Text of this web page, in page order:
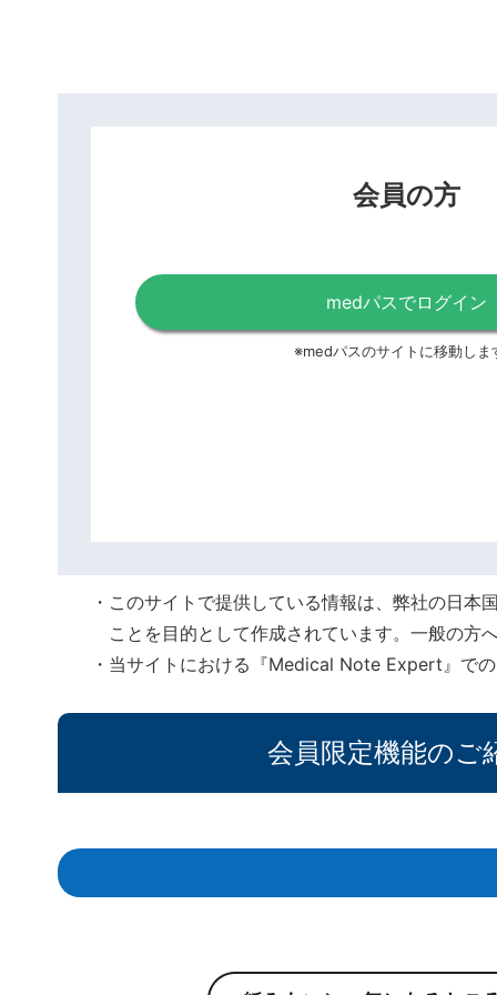
会員の方
medパスでログイン
※medパスのサイトに移動しま
このサイトで提供している情報は、弊社の日本
ことを目的として作成されています。一般の方
当サイトにおける『Medical Note Expert』で
会員限定機能のご